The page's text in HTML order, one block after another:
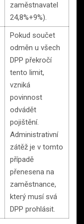
zaměstnavatel
24,8%+9%).
Pokud součet
odměn u všech
DPP překročí
tento limit,
vzniká
povinnost
odvádět
pojištění.
Administrativní
zátěž je v tomto
případě
přenesena na
zaměstnance,
který musí svá
DPP prohlásit.